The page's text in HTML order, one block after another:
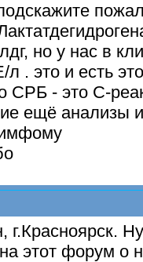
но у нас в
. это и есть
СРБ - это С-
ещё анализы
этот форум о